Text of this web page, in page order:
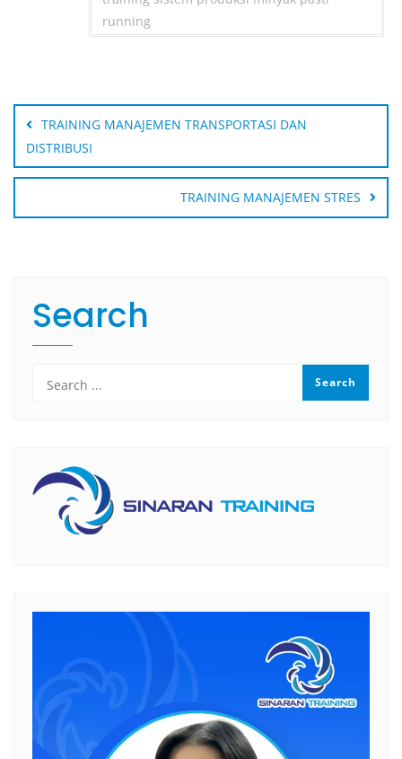
running
Post
navigation
TRAINING MANAJEMEN TRANSPORTASI DAN
DISTRIBUSI
TRAINING MANAJEMEN STRES
Search